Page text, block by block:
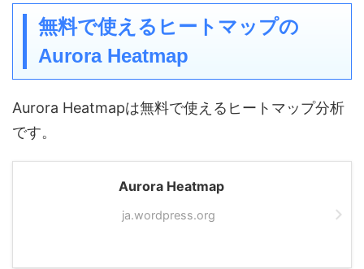
無料で使えるヒートマップの
Aurora Heatmap
Aurora Heatmapは無料で使えるヒートマップ分析
です。
Aurora Heatmap
ja.wordpress.org